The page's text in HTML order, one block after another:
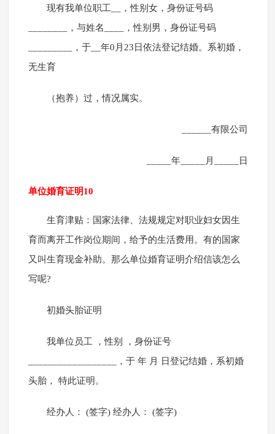
现有我单位职工__，性别女，身份证号码
________，与姓名____，性别男，身份证号码
_________，于__年0月23日依法登记结婚。系初婚，
无生育
（抱养）过，情况属实。
______有限公司
_____年_____月_____日
单位婚育证明10
生育津贴：国家法律、法规规定对职业妇女因生
育而离开工作岗位期间，给予的生活费用。有的国家
又叫生育现金补助。那么单位婚育证明介绍信该怎么
写呢?
初婚头胎证明
我单位员工 ，性别 ，身份证号
__________________，于 年 月 日登记结婚，系初婚
头胎， 特此证明。
经办人： (签字) 经办人： (签字)